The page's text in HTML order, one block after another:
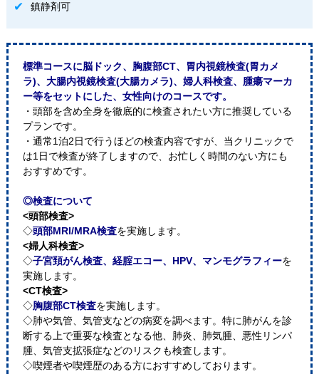
鎮静剤可
標準コースに脳ドック、胸腹部CT、胃内視鏡検査(胃カメ
ラ)、大腸内視鏡検査(大腸カメラ)、婦人科検査、腫瘍マーカ
ー等をセットにした、女性向けのコースです。
・頭部を含め全身を徹底的に検査されたい方に推奨している
プランです。
・通常1泊2日で行うほどの検査内容ですが、当クリニックで
は1日で検査が終了しますので、お忙しく時間のない方にも
おすすめです。
◎検査について
<頭部検査>
◇頭部MRI/MRA検査を実施します。
<婦人科検査>
◇子宮頚がん検査、経腟エコー、HPV、マンモグラフィーを
実施します。
<CT検査>
◇胸腹部CT検査を実施します。
◇肺や気管、気管支などの病変を調べます。特に肺がんを診
断する上で重要な検査となる他、肺炎、肺気腫、悪性リンパ
腫、気管支拡張症などのリスクも検査します。
◇喫煙者や喫煙歴のある方におすすめしております。